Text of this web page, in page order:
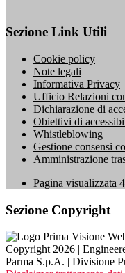
Sezione Link Utili
Cookie policy
Note legali
Informativa Privacy
Ufficio Relazioni
Dichiarazione di
Obiettivi di
Whistleblowing
Gestione consensi
Amministrazione
Pagina visualizzata
Sezione Copyright
Copyright 2026 |
Parma S.p.A. | Divisione